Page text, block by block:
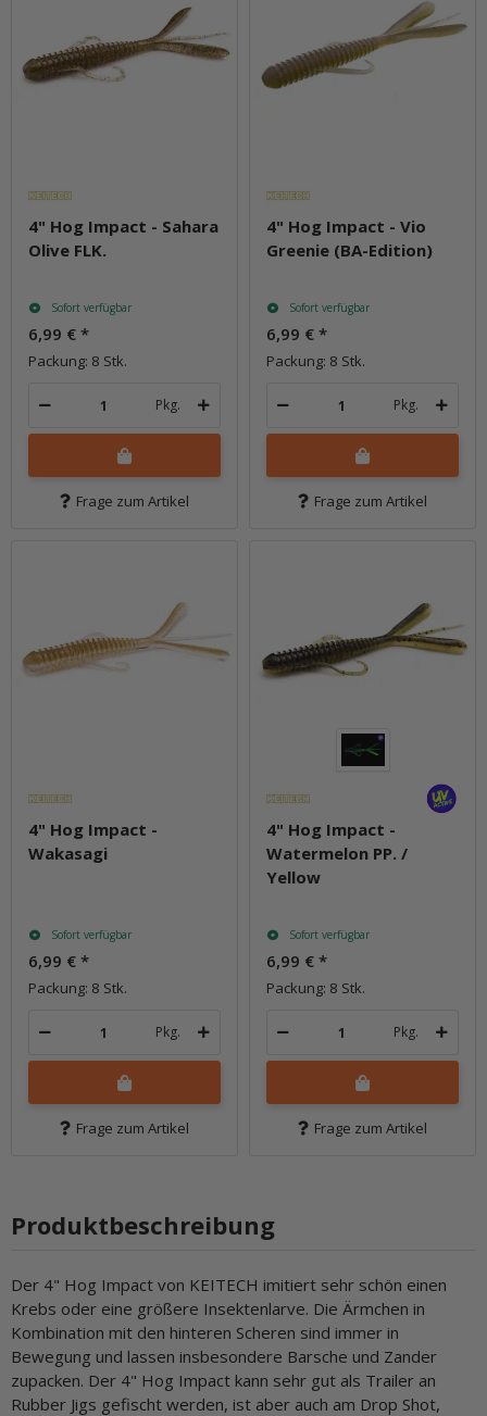
4" Hog Impact - Sahara
Olive FLK.
Sofort verfügbar
6,99 € *
Packung: 8 Stk.
Pkg.
Frage zum Artikel
4" Hog Impact - Vio
Greenie (BA-Edition)
Sofort verfügbar
6,99 € *
Packung: 8 Stk.
Pkg.
Frage zum Artikel
4" Hog Impact -
Wakasagi
Sofort verfügbar
6,99 € *
Packung: 8 Stk.
Pkg.
Frage zum Artikel
4" Hog Impact -
Watermelon PP. /
Yellow
Sofort verfügbar
6,99 € *
Packung: 8 Stk.
Pkg.
Frage zum Artikel
Produktbeschreibung
Der 4" Hog Impact von KEITECH imitiert sehr schön einen
Krebs oder eine größere Insektenlarve. Die Ärmchen in
Kombination mit den hinteren Scheren sind immer in
Bewegung und lassen insbesondere Barsche und Zander
zupacken. Der 4" Hog Impact kann sehr gut als Trailer an
Rubber Jigs gefischt werden, ist aber auch am Drop Shot,